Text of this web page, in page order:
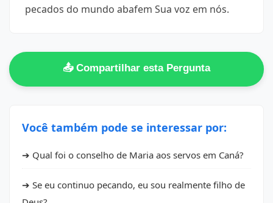
pecados do mundo abafem Sua voz em nós.
📤 Compartilhar esta Pergunta
Você também pode se interessar por:
➔ Qual foi o conselho de Maria aos servos em Caná?
➔ Se eu continuo pecando, eu sou realmente filho de